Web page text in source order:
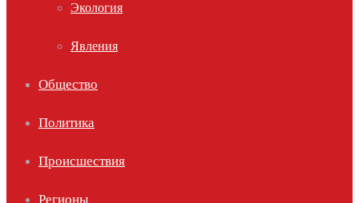
Экология
Явления
Общество
Политика
Происшествия
Регионы